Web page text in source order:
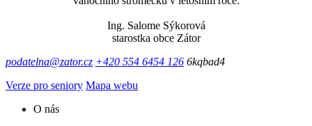
Ing. Salome Sýkorová
starostka obce Zátor
podatelna@zator.cz +420 554 6454 126 6kqbad4
Verze pro seniory Mapa webu
O nás